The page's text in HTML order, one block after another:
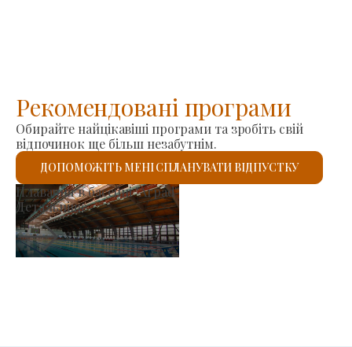
Рекомендовані програми
Обирайте найцікавіші програми та зробіть свій
відпочинок ще більш незабутнім.
ДОПОМОЖІТЬ МЕНІ СПЛАНУВАТИ ВІДПУСТКУ
Ринок виробників
Детальніше